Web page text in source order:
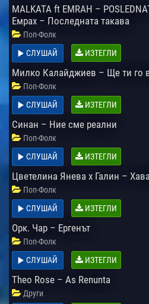
MALKATA ft EMRAH –
Емрах – Последната такава
Поп-Фолк
СЛУШАЙ
ИЗТЕГЛИ
Милко Калайджиев – Ще ти го
Поп-Фолк
СЛУШАЙ
ИЗТЕГЛИ
Синан – Ние сме реални
Поп-Фолк
СЛУШАЙ
ИЗТЕГЛИ
Цветелина Янева x Галин –
Поп-Фолк
СЛУШАЙ
ИЗТЕГЛИ
Орк. Чар – Ергенът
Поп-Фолк
СЛУШАЙ
ИЗТЕГЛИ
Theo Rose – As Renunta
Други